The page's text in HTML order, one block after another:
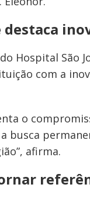
destaca
Hospital São
com a
o
busca
afirma.